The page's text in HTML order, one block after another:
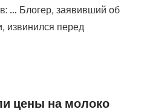
… Блогер, заявивший об
извинился перед
цены на молоко